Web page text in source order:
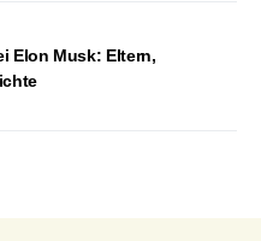
Elon Musk: Eltern,